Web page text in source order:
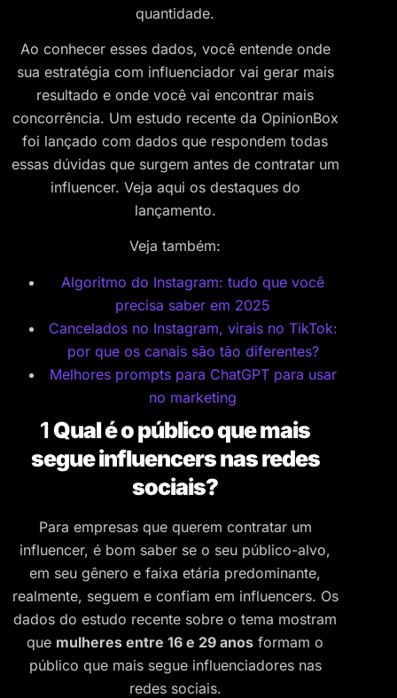
quantidade.
Ao conhecer esses dados, você entende onde
sua estratégia com influenciador vai gerar mais
resultado e onde você vai encontrar mais
concorrência. Um estudo recente da OpinionBox
foi lançado com dados que respondem todas
essas dúvidas que surgem antes de contratar um
influencer. Veja aqui os destaques do
lançamento.
Veja também:
Algoritmo do Instagram: tudo que você
precisa saber em 2025
Cancelados no Instagram, virais no TikTok:
por que os canais são tão diferentes?
Melhores prompts para ChatGPT para usar
no marketing
1Qual é o público que mais
segue influencers nas redes
sociais?
Para empresas que querem contratar um
influencer, é bom saber se o seu público-alvo,
em seu gênero e faixa etária predominante,
realmente, seguem e confiam em influencers. Os
dados do estudo recente sobre o tema mostram
que mulheres entre 16 e 29 anos formam o
público que mais segue influenciadores nas
redes sociais.